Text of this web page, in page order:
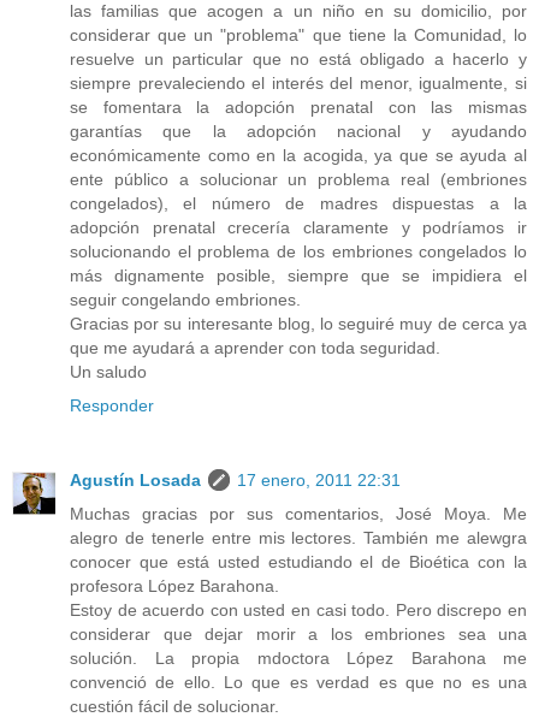
las familias que acogen a un niño en su domicilio, por
considerar que un "problema" que tiene la Comunidad, lo
resuelve un particular que no está obligado a hacerlo y
siempre prevaleciendo el interés del menor, igualmente, si
se fomentara la adopción prenatal con las mismas
garantías que la adopción nacional y ayudando
económicamente como en la acogida, ya que se ayuda al
ente público a solucionar un problema real (embriones
congelados), el número de madres dispuestas a la
adopción prenatal crecería claramente y podríamos ir
solucionando el problema de los embriones congelados lo
más dignamente posible, siempre que se impidiera el
seguir congelando embriones.
Gracias por su interesante blog, lo seguiré muy de cerca ya
que me ayudará a aprender con toda seguridad.
Un saludo
Responder
Agustín Losada
17 enero, 2011 22:31
Muchas gracias por sus comentarios, José Moya. Me
alegro de tenerle entre mis lectores. También me alewgra
conocer que está usted estudiando el de Bioética con la
profesora López Barahona.
Estoy de acuerdo con usted en casi todo. Pero discrepo en
considerar que dejar morir a los embriones sea una
solución. La propia mdoctora López Barahona me
convenció de ello. Lo que es verdad es que no es una
cuestión fácil de solucionar.